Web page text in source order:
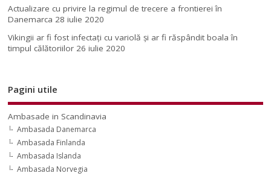
Actualizare cu privire la regimul de trecere a frontierei în
Danemarca 28 iulie 2020
Vikingii ar fi fost infectaţi cu variolă şi ar fi răspândit boala în
timpul călătoriilor 26 iulie 2020
Pagini utile
Ambasade in Scandinavia
Ambasada Danemarca
Ambasada Finlanda
Ambasada Islanda
Ambasada Norvegia